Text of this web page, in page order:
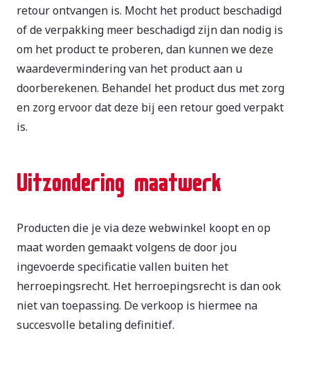
retour ontvangen is. Mocht het product beschadigd
of de verpakking meer beschadigd zijn dan nodig is
om het product te proberen, dan kunnen we deze
waardevermindering van het product aan u
doorberekenen. Behandel het product dus met zorg
en zorg ervoor dat deze bij een retour goed verpakt
is.
Uitzondering maatwerk
Producten die je via deze webwinkel koopt en op
maat worden gemaakt volgens de door jou
ingevoerde specificatie vallen buiten het
herroepingsrecht. Het herroepingsrecht is dan ook
niet van toepassing. De verkoop is hiermee na
succesvolle betaling definitief.